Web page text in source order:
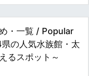
・一覧 / Popular
の人気水族館・太
るスポット～